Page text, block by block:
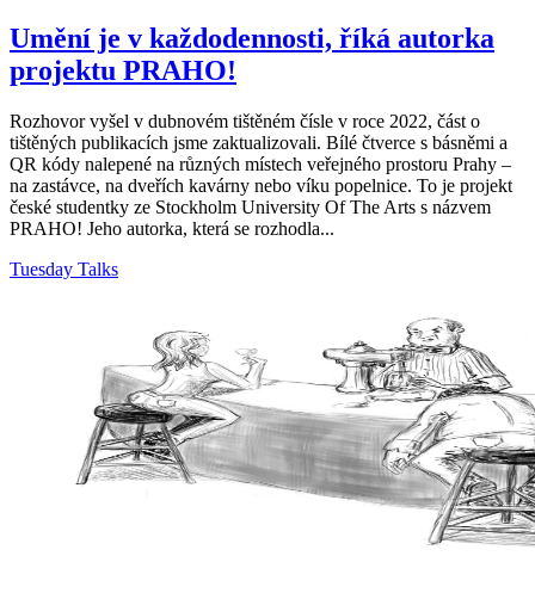
Umění je v každodennosti, říká autorka
projektu PRAHO!
Rozhovor vyšel v dubnovém tištěném čísle v roce 2022, část o
tištěných publikacích jsme zaktualizovali. Bílé čtverce s básněmi a
QR kódy nalepené na různých místech veřejného prostoru Prahy –
na zastávce, na dveřích kavárny nebo víku popelnice. To je projekt
české studentky ze Stockholm University Of The Arts s názvem
PRAHO! Jeho autorka, která se rozhodla...
Tuesday Talks